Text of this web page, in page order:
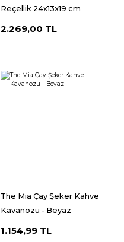
Reçellik 24x13x19 cm
2.269,00 TL
The Mia Çay Şeker Kahve
Kavanozu - Beyaz
1.154,99 TL